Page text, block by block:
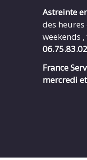
Astreinte
des heures
weekends
France
mercredi